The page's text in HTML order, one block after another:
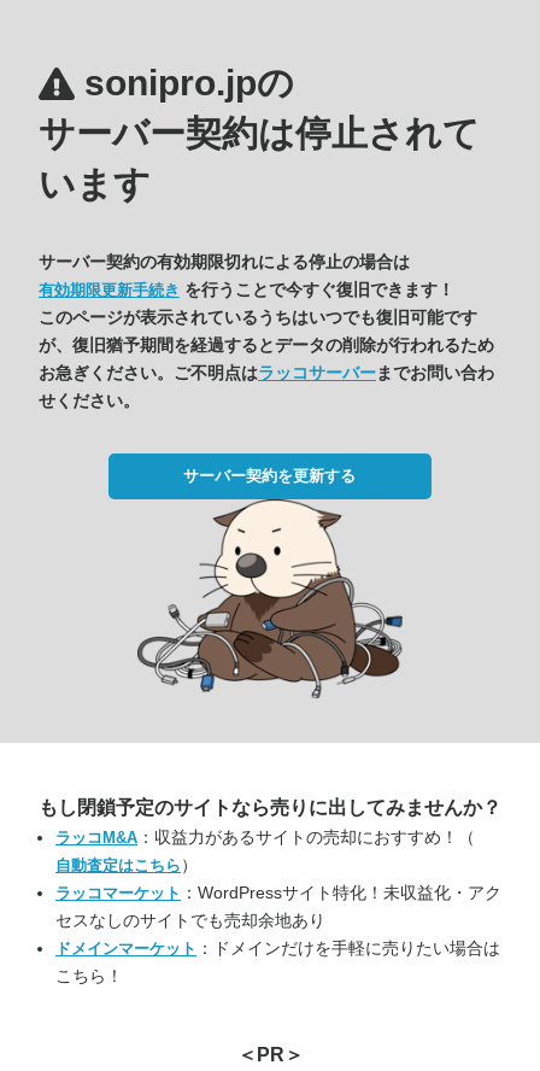
sonipro.jpの
サーバー契約は停止されて
います
サーバー契約の有効期限切れによる停止の場合は
有効期限更新手続き を行うことで今すぐ復旧できます！
このページが表示されているうちはいつでも復旧可能です
が、復旧猶予期間を経過するとデータの削除が行われるため
お急ぎください。ご不明点はラッコサーバーまでお問い合わ
せください。
サーバー契約を更新する
もし閉鎖予定のサイトなら売りに出してみませんか？
ラッコM&A ：収益力があるサイトの売却におすすめ！（
自動査定はこちら ）
ラッコマーケット ：WordPressサイト特化！未収益化・アク
セスなしのサイトでも売却余地あり
ドメインマーケット ：ドメインだけを手軽に売りたい場合は
こちら！
＜PR＞